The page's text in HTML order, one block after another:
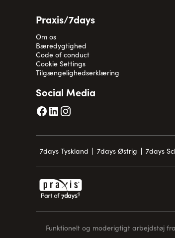
Praxis/7days
Om os
Bæredygtighed
Code of conduct
Cookie Settings
Tilgængelighedserklæring
Social Media
7days Tyskland 7days Østrig 7days
Funktionelt og moderigtigt arbejdstøj